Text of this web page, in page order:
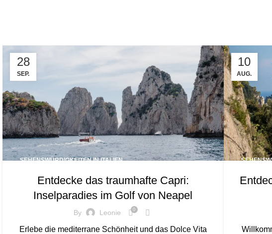
Tag
28
SEP.
SEHENSWÜRDIGKEITEN IN ITALIEN
Entdecke das traumhafte Capri:
Inselparadies im Golf von Neapel
By Leonie 0
Erlebe die mediterrane Schönheit und das Dolce Vita
10
AUG.